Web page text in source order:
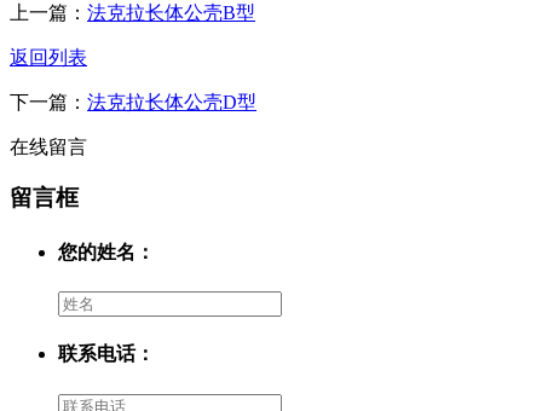
上一篇： 法克拉长体公壳B型
返回列表
下一篇： 法克拉长体公壳D型
在线留言
留言框
您的姓名：
联系电话：